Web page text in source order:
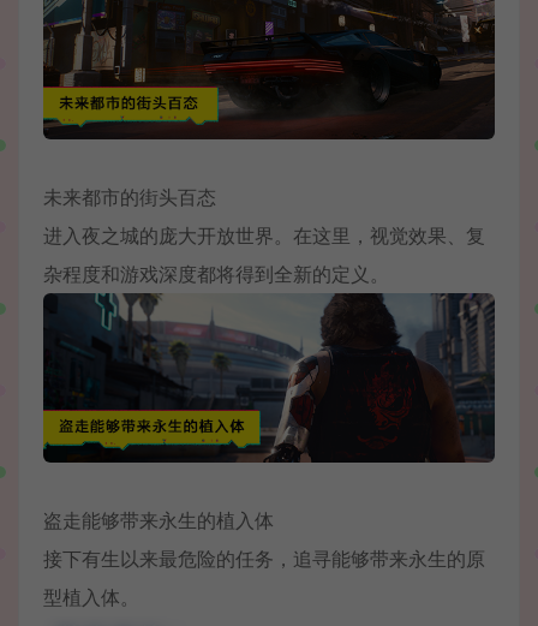
未来都市的街头百态
进入夜之城的庞大开放世界。在这里，视觉效果、复
杂程度和游戏深度都将得到全新的定义。
盗走能够带来永生的植入体
接下有生以来最危险的任务，追寻能够带来永生的原
型植入体。